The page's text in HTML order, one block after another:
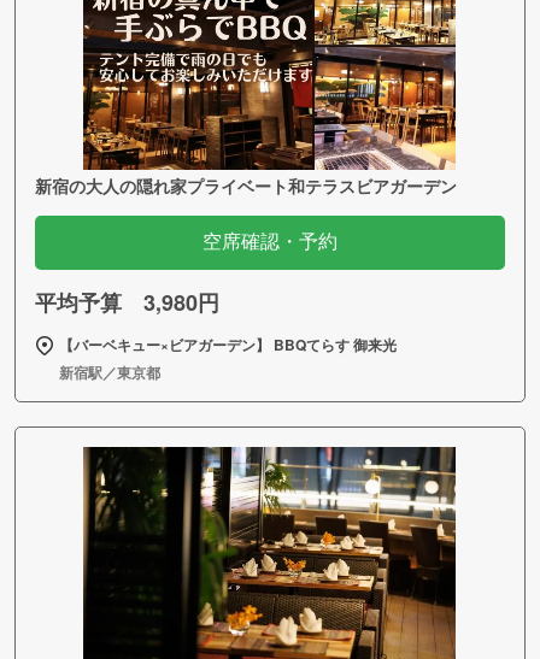
新宿の大人の隠れ家プライベート和テラスビアガーデン
空席確認・予約
平均予算 3,980円
【バーベキュー×ビアガーデン】 BBQてらす 御来光
新宿駅／東京都